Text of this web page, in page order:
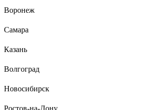
По бокам швы аккуратно заклеяны. Хорошо
пришол быстро, второй задерживается
Воронеж
Самара
Казань
Волгоград
Новосибирск
Ростов-на-Дону